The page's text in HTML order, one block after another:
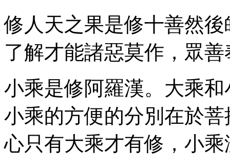
修人天之果是修十善然
了解才能諸惡莫作，眾
小乘是修阿羅漢。大乘
小乘的方便的分別在於
心只有大乘才有修，小